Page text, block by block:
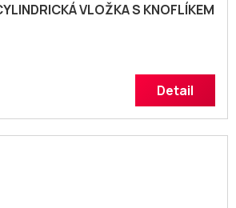
VLOŽKA S KNOFLÍKEM
Detail